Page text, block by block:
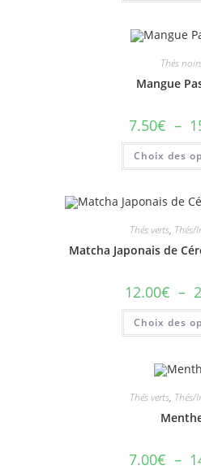
Thés
Mangue
7.50€ –
Choix des
Thés verts, Thés/
Matcha Japonais de
12.00€ –
Choix des
Thés verts, Thés/
7.00€ –